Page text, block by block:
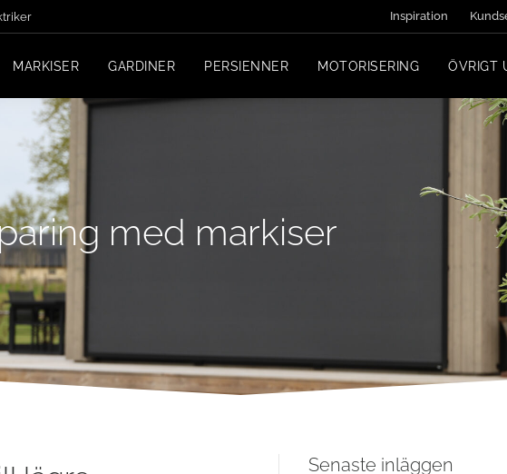
Inspiration
MARKISER GARDINER PERSIENNER MOTORISERING ÖVRIGT
med markiser
Senaste inläggen